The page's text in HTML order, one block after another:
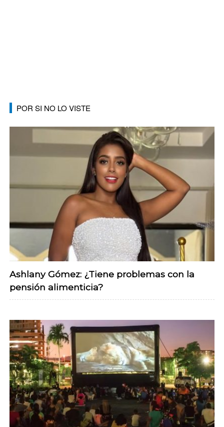
POR SI NO LO VISTE
Ashlany Gómez: ¿Tiene problemas con la
pensión alimenticia?